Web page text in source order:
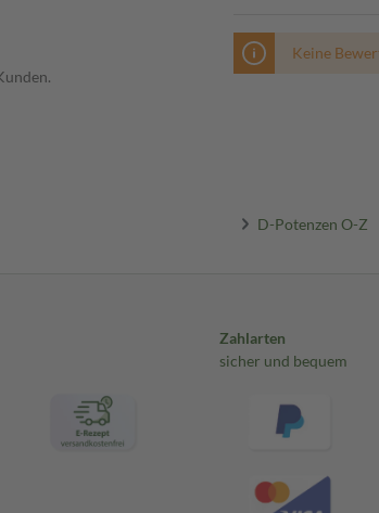
Keine
D-Potenzen O-Z
Zahlarten
sicher und bequem